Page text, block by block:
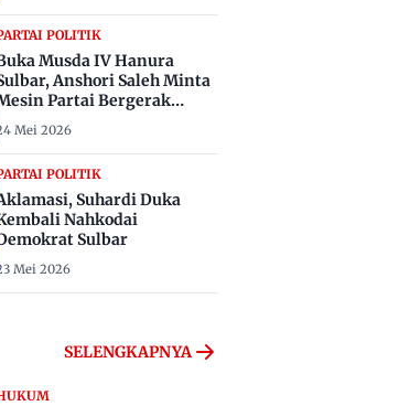
POLITIK
Musda IV Hanura
Anshori Saleh Minta
Partai Bergerak
Pemilu 2029
Mei 2026
POLITIK
Suhardi Duka
Nahkodai
Sulbar
Mei 2026
SELENGKAPNYA